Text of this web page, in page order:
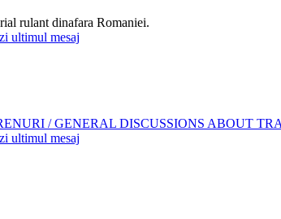
rulant dinafara Romaniei.
/ GENERAL DISCUSSIONS ABOUT